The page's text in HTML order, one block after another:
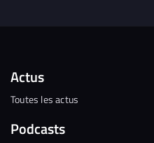
Actus
Toutes les actus
Podcasts